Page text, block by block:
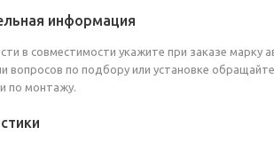
информация
в совместимости укажите при заказе марку
вопросов по подбору или установке
по монтажу.